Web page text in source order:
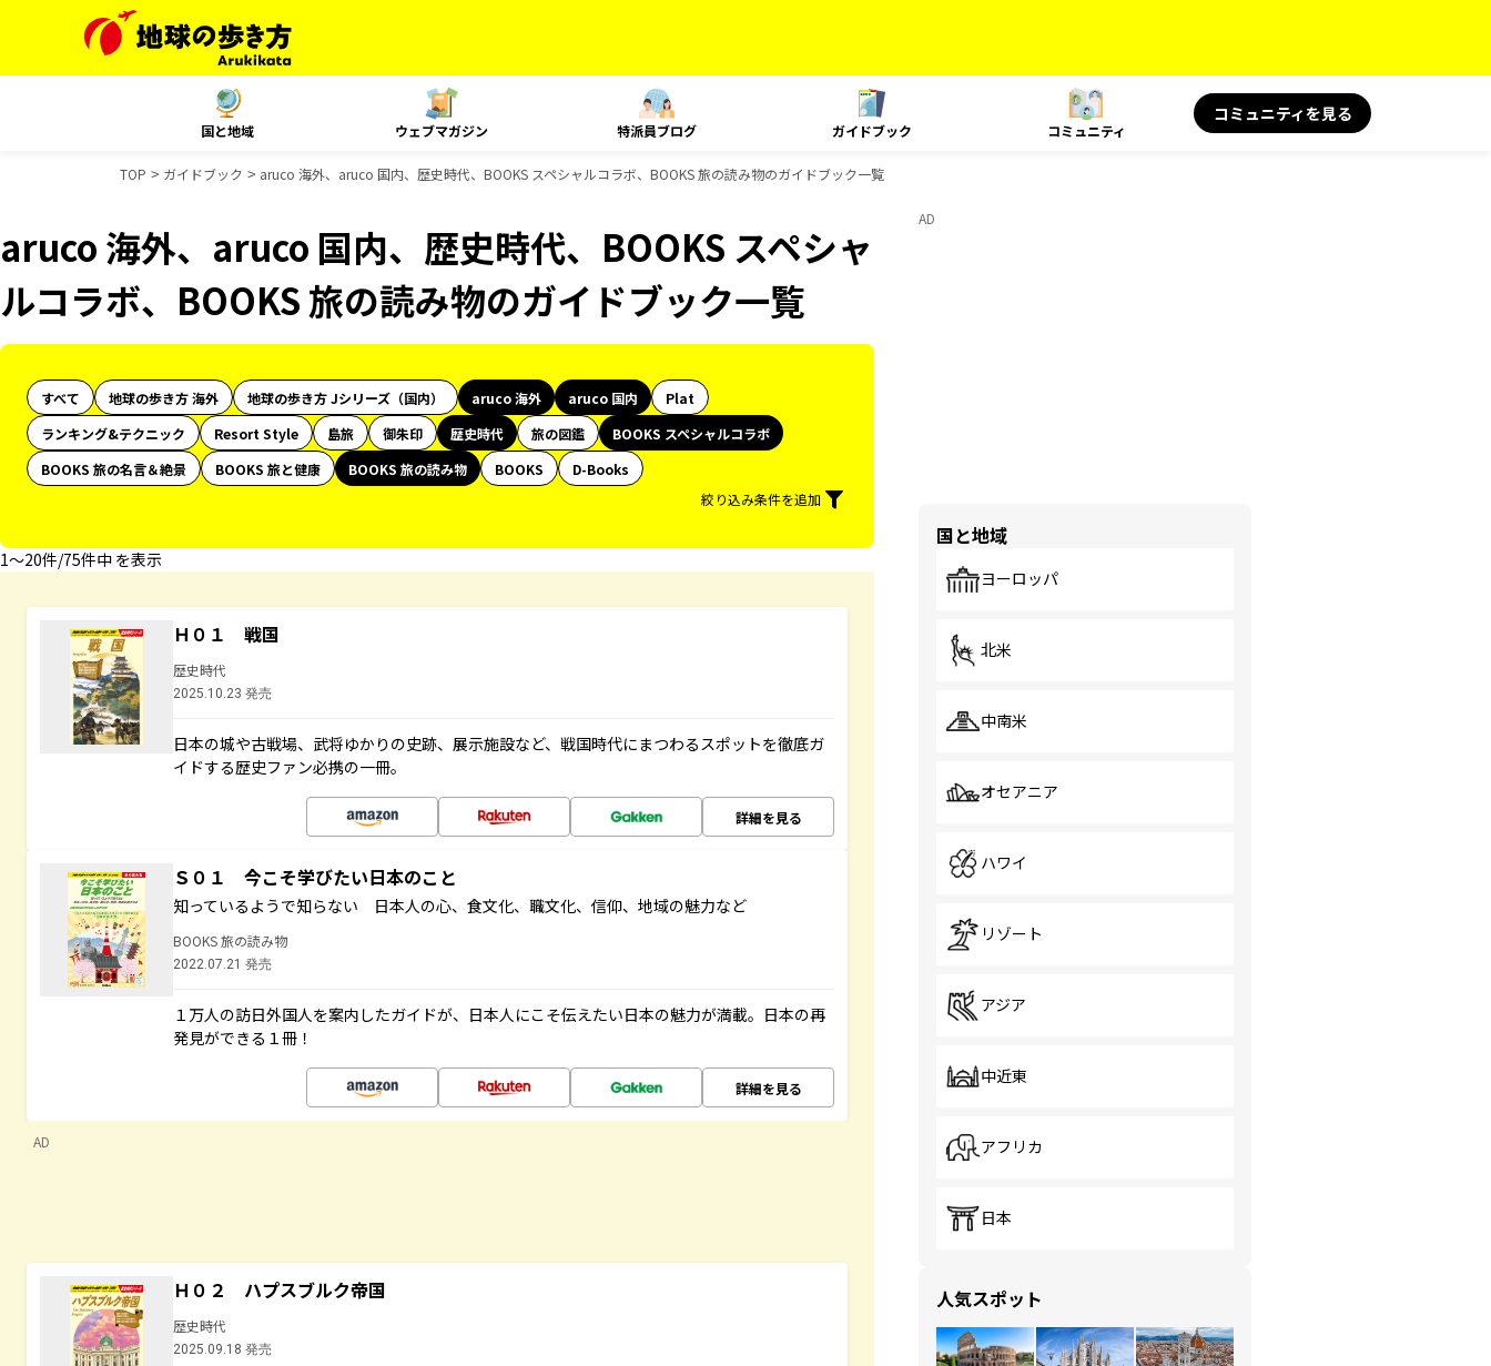
国と地域 ウェブマガジン 特派員ブログ ガイドブック コミュニティ
コミュニティを見る
TOP ガイドブック aruco 海外、aruco 国内、歴史時代、BOOKS スペシャルコラボ、BOOKS 旅の読み物のガイドブック一覧
aruco 海外、aruco 国内、歴史時代、BOOKS スペシャ
ルコラボ、BOOKS 旅の読み物のガイドブック一覧
すべて 地球の歩き方 海外 地球の歩き方 Jシリーズ（国内） aruco 海外 aruco 国内
Plat
ランキング&テクニック
Resort Style 島旅 御朱印 歴史時代 旅の図鑑
BOOKS スペシャルコラボ
BOOKS 旅の名言＆絶景
BOOKS 旅と健康 BOOKS 旅の読み物 BOOKS
D-Books
絞り込み条件を追加
1〜20件/75件中 を表示
Ｈ０１ 戦国
歴史時代
2025.10.23 発売
日本の城や古戦場、武将ゆかりの史跡、展示施設など、戦国時代にまつわるスポットを徹底ガ
イドする歴史ファン必携の一冊。
詳細を見る
Ｓ０１ 今こそ学びたい日本のこと
知っているようで知らない 日本人の心、食文化、職文化、信仰、地域の魅力など
BOOKS 旅の読み物
2022.07.21 発売
１万人の訪日外国人を案内したガイドが、日本人にこそ伝えたい日本の魅力が満載。日本の再
発見ができる１冊！
詳細を見る
AD
Ｈ０２ ハプスブルク帝国
歴史時代
2025.09.18 発売
AD
国と地域
ヨーロッパ
北米
中南米
オセアニア
ハワイ
リゾート
アジア
中近東
アフリカ
日本
人気スポット